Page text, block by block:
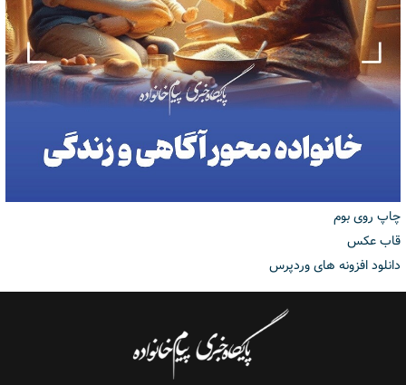
چاپ روی بوم
قاب عکس
دانلود افزونه های وردپرس